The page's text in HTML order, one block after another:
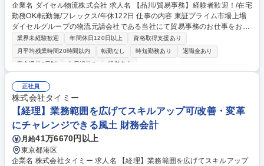
企業名 ダイセル物流株式会社 求人名 【品川/貿易事務】経験者歓迎！/在宅
勤務OK/転勤無/フレックス/年休122日 仕事の内容 東証プライム市場上場
ダイセルグループの物流元請会社である当社にて貿易事務のお仕事をお願
いしたいと思ってます。 ※船積みの輸出業務がメインとなります 貿易事
務業務：製品、原料の輸出入手配（SEA、AIR） ※船積みの輸出業務がメ
インとなります 【輸出】・荷主、船社・乙仲・フォワーダーとの出荷輸送
入力 ・輸入書類管理 ・コンテナダメージ連絡対応・海上保険処理【その
他】・請求・支払業務 【変更範囲：当社業務全般】 募集職種 【品川/貿易
事務】経験者歓迎！/在宅勤務OK/転勤無/フレックス/年休122日
業界未経験歓迎 年間休日120日以上
資格取得支援あり
月平均残業時間20時間以内
転勤なし 時短勤務あり
退職金あり
完全週休2日制
土日祝休み 服装自由
正社員
株式会社タイミー
【経理】業務範囲を広げてスキルアップ可/改善・変革
にチャレンジできる風土 財務会計
月給41万6670円以上
東京都港区
企業名 株式会社タイミー 求人名 【経理】業務範囲を広げてスキルアップ